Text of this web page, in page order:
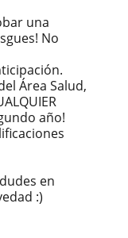
una
No
Área Salud,
año!
en
:)